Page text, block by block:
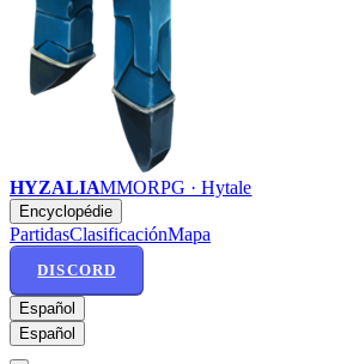
HYZALIAMMORPG · Hytale
Encyclopédie
PartidasClasificaciónMapa
DISCORD
Español
Español